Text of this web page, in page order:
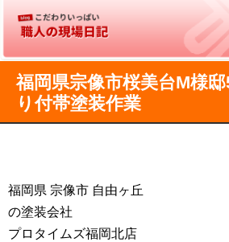
福岡県宗像市桜美台M様
り付帯塗装作業
福岡県 宗像市 自由ヶ丘
の塗装会社
プロタイムズ福岡北店